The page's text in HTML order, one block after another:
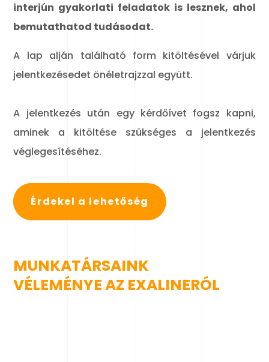
interjún gyakorlati feladatok is lesznek, ahol
bemutathatod tudásodat.
A lap alján található form kitöltésével várjuk
jelentkezésedet önéletrajzzal együtt.
A jelentkezés után egy kérdőívet fogsz kapni,
aminek a kitöltése szükséges a jelentkezés
véglegesítéséhez.
Érdekel a lehetőség
MUNKATÁRSAINK
VÉLEMÉNYE AZ EXALINERÓL